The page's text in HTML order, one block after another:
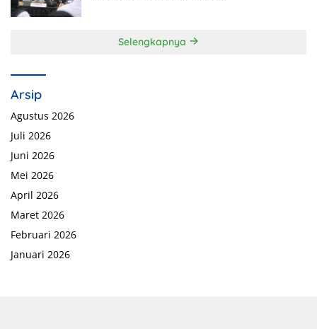
Selengkapnya
Arsip
Agustus 2026
Juli 2026
Juni 2026
Mei 2026
April 2026
Maret 2026
Februari 2026
Januari 2026